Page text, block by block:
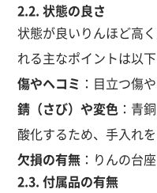
2.2. 状態の良さ
状態が良いりんほど高
れる主なポイントは以下
傷やヘコミ ：目立つ傷
錆（さび）や変色 ：青
酸化するため、手入れ
欠損の有無 ：りんの台
2.3. 付属品の有無